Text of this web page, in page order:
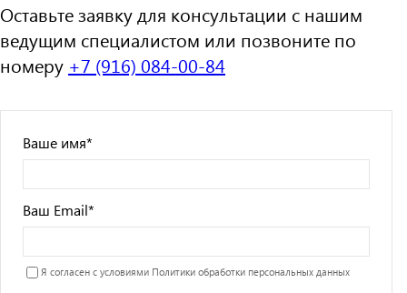
Оставьте заявку для консультации с нашим
ведущим специалистом или позвоните по
номеру +7 (916) 084-00-84
Ваше имя*
Ваш Email*
Я согласен с условиями Политики обработки персональных данных